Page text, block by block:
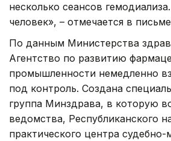
несколько сеансов
человек», – отмечается в
По данным Министерства
Агентство по развитию
промышленности немедленно
под контроль. Создана
группа Минздрава, в которую
ведомства, Республиканского
практического центра